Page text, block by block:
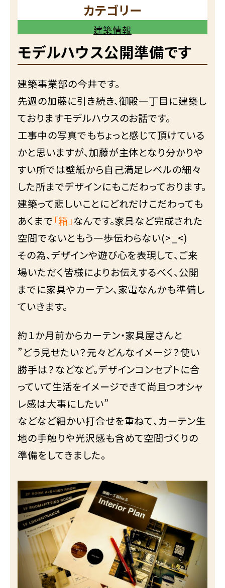
カテゴリー
建築情報
モデルハウス公開準備です
建築事業部の今井です。
先週の加藤に引き続き、御殿一丁目に建築し
ておりますモデルハウスのお話です。
工事中の写真でもちょっと感じて頂けている
かと思いますが、加藤が主体となり分かりや
すい所では壁紙から自己満足レベルの細々
した所までデザインにもこだわっております。
建築って悲しいことにどれだけこだわっても
あくまで「箱」なんです。家具など完成された
空間でないともう一歩伝わらない(>_<)
その為、デザインや遊び心を表現して、ご来
場いただく皆様によりお伝えするべく、公開
までに家具やカーテン、家電なんかも準備し
ていきます。
約１か月前からカーテン・家具屋さんと
”どう見せたい？元々どんなイメージ？使い
勝手は？などなど。デザインコンセプトに合
っていて生活をイメージできて尚且つオシャ
レ感は大事にしたい”
などなど細かい打合せを重ねて、カーテン生
地の手触りや光沢感も含めて空間づくりの
準備をしてきました。